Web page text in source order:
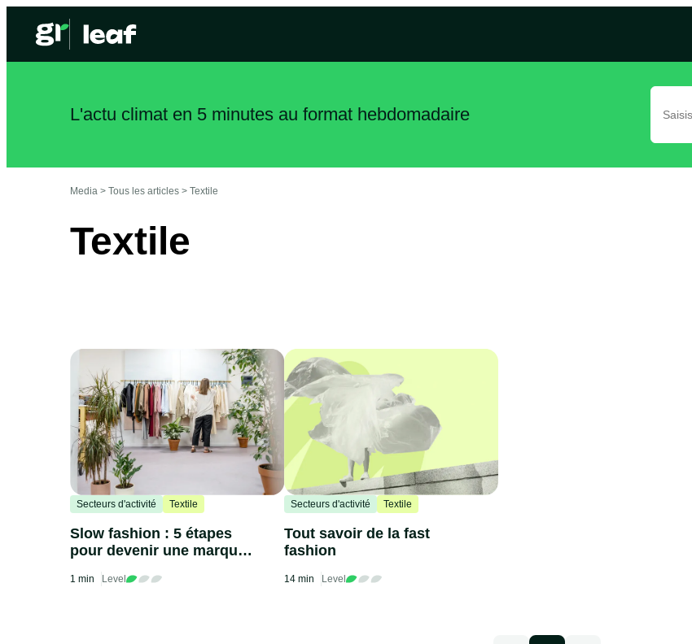
L'actu climat en 5 minutes au format hebdomadaire
Media >Tous les articles >Textile
Textile
Secteurs d'activité Textile
Slow fashion : 5 étapes
pour devenir une marque
1 min Level
Secteurs d'activité Textile
Tout savoir de la fast
fashion
14 min Level